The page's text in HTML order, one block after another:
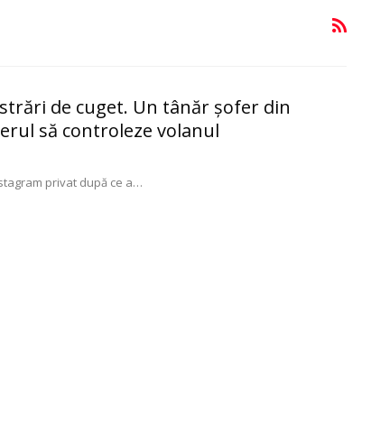
de cuget. Un tânăr şofer din
să controleze volanul
privat după ce a…